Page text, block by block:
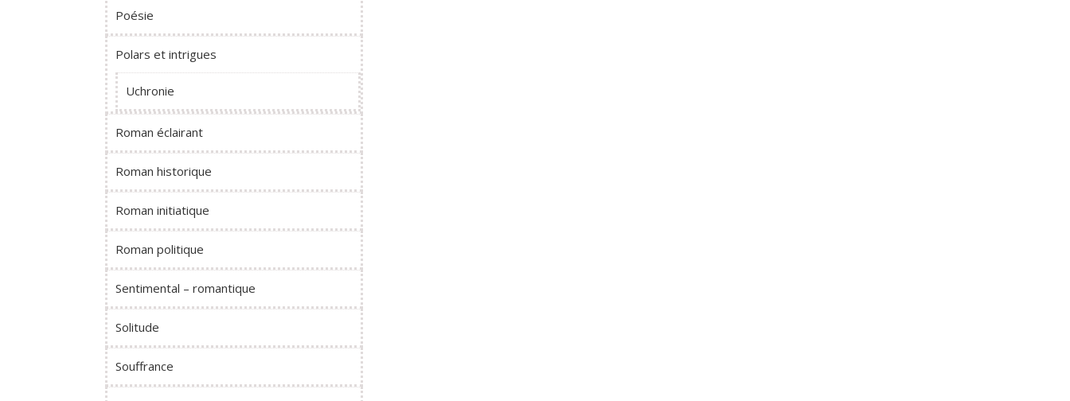
Poésie
Polars et intrigues
Uchronie
Roman éclairant
Roman historique
Roman initiatique
Roman politique
Sentimental – romantique
Solitude
Souffrance